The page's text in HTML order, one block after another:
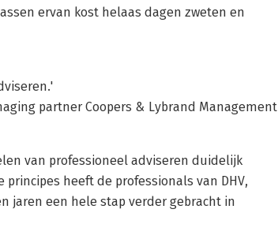
ervan kost helaas dagen zweten en
partner Coopers & Lybrand Management
van professio­neel adviseren duidelijk
heeft de professionals van DHV,
jaren een hele stap verder gebracht in